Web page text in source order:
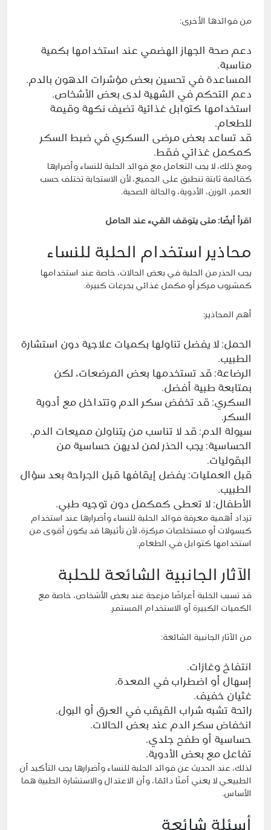
من فوائدها الأخرى:
دعم صحة الجهاز الهضمي عند استخدامها بكمية
مناسبة.
المساعدة في تحسين بعض مؤشرات الدهون بالدم.
دعم التحكم في الشهية لدى بعض الأشخاص.
استخدامها كتوابل غذائية تضيف نكهة وقيمة
للطعام.
قد تساعد بعض مرضى السكري في ضبط السكر
كمكمل غذائي فقط.
ومع ذلك، لا يجب التعامل مع فوائد الحلبة للنساء وأضرارها
كقائمة ثابتة تنطبق على الجميع، لأن الاستجابة تختلف حسب
العمر، الوزن، الأدوية، والحالة الصحية.
اقرأ أيضًا: متى يتوقف القيء عند الحامل
محاذير استخدام الحلبة للنساء
يجب الحذر من الحلبة في بعض الحالات، خاصة عند استخدامها
كمشروب مركز أو مكمل غذائي بجرعات كبيرة.
أهم المحاذير:
الحمل: لا يفضل تناولها بكميات علاجية دون استشارة
الطبيب.
الرضاعة: قد تستخدمها بعض المرضعات، لكن
بمتابعة طبية أفضل.
السكري: قد تخفض سكر الدم وتتداخل مع أدوية
السكر.
سيولة الدم: قد لا تناسب من يتناولن مميعات الدم.
الحساسية: يجب الحذر لمن لديهن حساسية من
البقوليات.
قبل العمليات: يفضل إيقافها قبل الجراحة بعد سؤال
الطبيب.
الأطفال: لا تعطى كمكمل دون توجيه طبي.
تزداد أهمية معرفة فوائد الحلبة للنساء وأضرارها عند استخدام
كبسولات أو مستخلصات مركزة، لأن تأثيرها قد يكون أقوى من
استخدامها كتوابل في الطعام.
الآثار الجانبية الشائعة للحلبة
قد تسبب الحلبة أعراضًا مزعجة عند بعض الأشخاص، خاصة مع
الكميات الكبيرة أو الاستخدام المستمر.
من الآثار الجانبية الشائعة:
انتفاخ وغازات.
إسهال أو اضطراب في المعدة.
غثيان خفيف.
رائحة تشبه شراب القيقب في العرق أو البول.
انخفاض سكر الدم عند بعض الحالات.
حساسية أو طفح جلدي.
تفاعل مع بعض الأدوية.
لذلك، عند الحديث عن فوائد الحلبة للنساء وأضرارها يجب التأكيد أن
الطبيعي لا يعني آمنًا دائمًا، وأن الاعتدال والاستشارة الطبية هما
الأساس.
أسئلة شائعة